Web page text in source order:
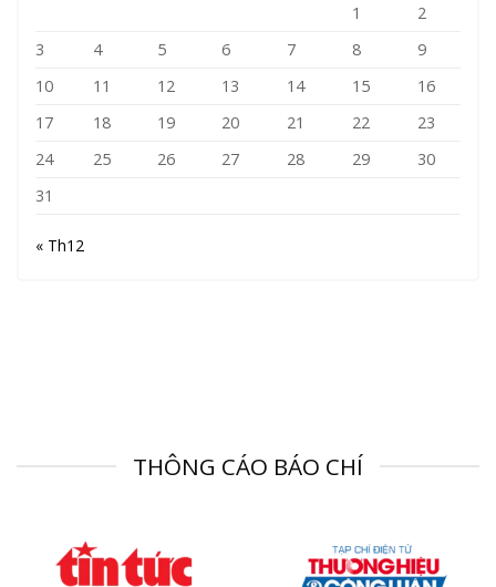
1
2
3
4 5 6 7 8
9
10
11 12 13 14 15
16
17
18 19 20 21 22
23
24
25 26 27 28 29
30
31
« Th12
THÔNG CÁO BÁO CHÍ